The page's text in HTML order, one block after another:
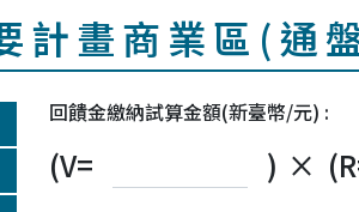
計畫商業區(通
回饋金繳納試算金額(新臺幣/元) :
(V= ) ×